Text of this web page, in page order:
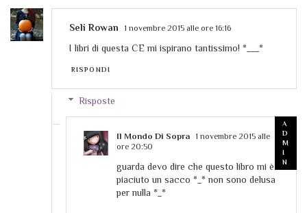
Seli Rowan 1 novembre 2015 alle ore 16:16
I libri di questa CE mi ispirano tantissimo! *___*
RISPONDI
Risposte
Il Mondo Di Sopra 1 novembre 2015 alle
ore 20:50
guarda devo dire che questo libro mi è
piaciuto un sacco *_* non sono delusa
per nulla *_*